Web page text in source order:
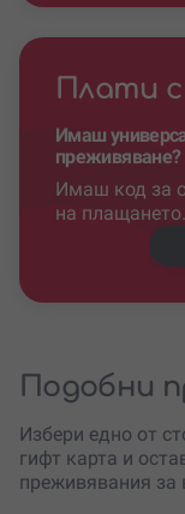
Плати с
Имаш
преживяване?
Имаш код за
на плащането.
Подобни
Избери едно от
гифт карта и
преживявания за